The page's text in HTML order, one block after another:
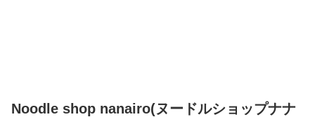
Noodle shop nanairo(ヌードルショップナナ